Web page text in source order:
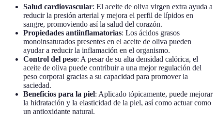
Salud cardiovascular: El aceite de oliva virgen extra ayuda a
reducir la presión arterial y mejora el perfil de lípidos en
sangre, promoviendo así la salud del corazón.
Propiedades antiinflamatorias: Los ácidos grasos
monoinsaturados presentes en el aceite de oliva pueden
ayudar a reducir la inflamación en el organismo.
Control del peso: A pesar de su alta densidad calórica, el
aceite de oliva puede contribuir a una mejor regulación del
peso corporal gracias a su capacidad para promover la
saciedad.
Beneficios para la piel: Aplicado tópicamente, puede mejorar
la hidratación y la elasticidad de la piel, así como actuar como
un antioxidante natural.